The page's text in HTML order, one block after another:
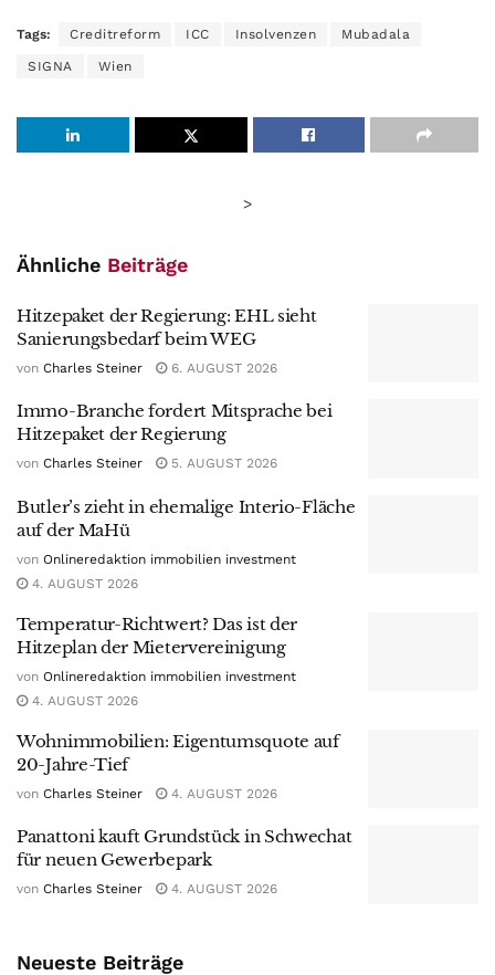
Tags: Creditreform ICC Insolvenzen Mubadala
SIGNA Wien
>
Ähnliche Beiträge
Hitzepaket der Regierung: EHL sieht
Sanierungsbedarf beim WEG
von Charles Steiner 6. AUGUST 2026
Immo-Branche fordert Mitsprache bei
Hitzepaket der Regierung
von Charles Steiner 5. AUGUST 2026
Butler’s zieht in ehemalige Interio-Fläche
auf der MaHü
von Onlineredaktion immobilien investment
4. AUGUST 2026
Temperatur-Richtwert? Das ist der
Hitzeplan der Mietervereinigung
von Onlineredaktion immobilien investment
4. AUGUST 2026
Wohnimmobilien: Eigentumsquote auf
20-Jahre-Tief
von Charles Steiner 4. AUGUST 2026
Panattoni kauft Grundstück in Schwechat
für neuen Gewerbepark
von Charles Steiner 4. AUGUST 2026
Neueste Beiträge